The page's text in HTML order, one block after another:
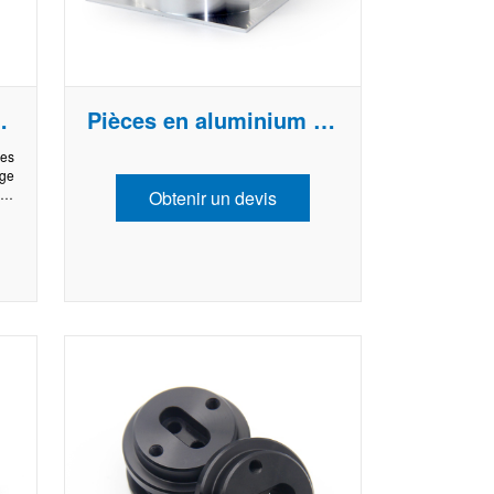
l
Pièces en aluminium usinées avec précision
Obtenir un devis